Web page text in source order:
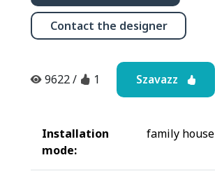
Contact the designer
9622/ 1 Szavazz
Installation
mode:
family house